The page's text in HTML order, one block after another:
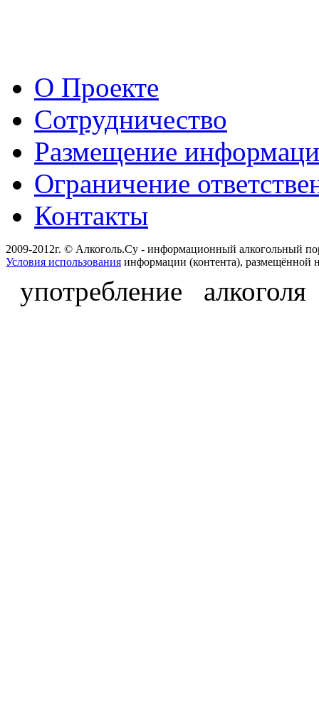
О Проекте
Сотрудничество
Размещение
Ограничение
Контакты
2009-2012г. © Алкоголь.Су - информационный алкогольный
Условия использования информации (контента), размещённой
употребление